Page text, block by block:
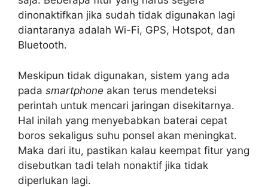
dinonaktifkan jika sudah tidak digunakan lagi
diantaranya adalah Wi-Fi, GPS, Hotspot, dan
Bluetooth.
Meskipun tidak digunakan, sistem yang ada
pada smartphone akan terus mendeteksi
perintah untuk mencari jaringan disekitarnya.
Hal inilah yang menyebabkan baterai cepat
boros sekaligus suhu ponsel akan meningkat.
Maka dari itu, pastikan kalau keempat fitur yang
disebutkan tadi telah nonaktif jika tidak
diperlukan lagi.